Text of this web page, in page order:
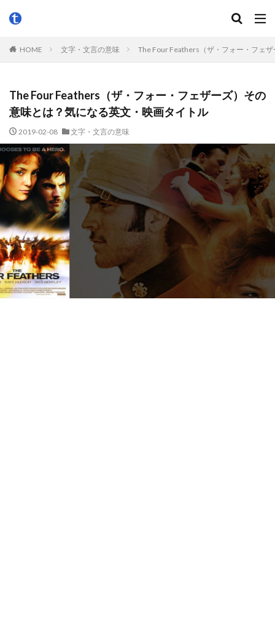
HOME 文字・文言の意味 The Four Feathers（ザ・フォー・フェ
The Four Feathers（ザ・フォー・フェザーズ）その
意味とは？気になる英文・映画タイトル
2019-02-08 文字・文言の意味